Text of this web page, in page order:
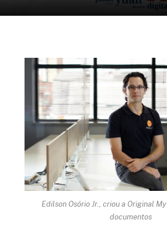
Edilson Osório Jr., criou a Original
documentos